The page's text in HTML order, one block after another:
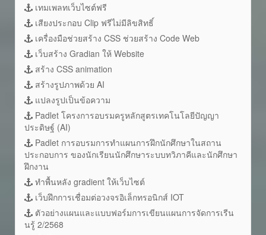
เทมเพลทเว็บไซต์ฟรี
เสียงประกอบ Clip ฟรีไม่มีลิขสิทธิ์
เครื่องมือช่วยสร้าง CSS ช่วยสร้าง Code Web
เว็บสร้าง Gradian ให้ Website
สร้าง CSS animation
สร้างรูปภาพด้วย AI
แปลงรูปเป็นข้อความ
Padlet โครงการอบรมครูหลักสูตรเทคโนโลยีปัญญา
ประดิษฐ์ (AI)
Padlet การอบรมการทำแผนการฝึกนักศึกษาในสถาน
ประกอบการ ของนักเรียนนักศึกษาระบบทวิภาคีและนักศึกษา
ฝึกงาน
ทำพื้นหลัง gradient ให้เว็บไซต์
เว็บฝึกการเชื่อมต่อวงจรอิเล็กทรอนิกส์ IOT
ตัวอย่างแผนและแบบฟอร์มการเขียนแผนการจัดการเรีน
นรู้ 2/2568